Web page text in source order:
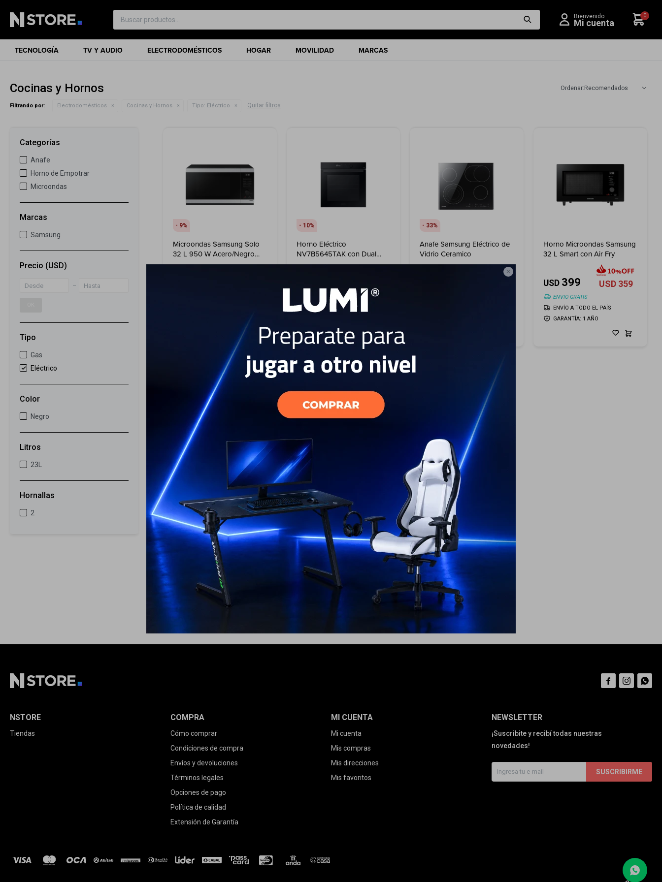

TECNOLOGÍA TV Y AUDIO ELECTRODOMÉSTICOS HOGAR MOVILIDAD MARCAS
0
Cocinas y Hornos Recomendados
Filtrando por: Electrodomésticos Cocinas y Hornos Tipo: Eléctrico Quitar filtros
9
Microondas Samsung Solo
32 L 950 W Acero/Negro
Power Defrost
10
Horno Eléctrico
NV7B5645TAK con Dual
Cook y Air Fry 76 L
ENVIO GRATIS
ENVÍO A TODO EL PAÍS
33
Anafe Samsung Eléctrico de
Vidrio Ceramico
Horno Microondas Samsung
32 L Smart con Air Fry
USD 399 USD 359
ENVIO GRATIS
GARANTÍA: 1 AÑO
ENVÍO A TODO EL PAÍS
42
Anafe Samsung Eléctrico de
Vidrio Ceramico
USD 399
USD 229 USD206
ENVIO GRATIS
GARANTÍA: 1 AÑO
ENVÍO A TODO EL PAÍS
26
Microondas 23 L con Grill
USD 299
219 USD197
ENVIO GRATIS
GARANTÍA: 1 AÑO
ENVÍO A TODO EL PAÍS
Categorías
Anafe
Horno de Empotrar
Microondas
Marcas
Samsung
Precio (USD)
Tipo
Gas
Eléctrico
Color
Negro
Litros
23L
Hornallas
2
NEWSLETTER
¡Suscribite y recibí todas nuestras
novedades!
SUSCRIBIRME
NSTORE
Tiendas
COMPRA
Cómo comprar
Condiciones de compra
Envíos y devoluciones
Términos legales
Opciones de pago
Política de calidad
Extensión de Garantía
MI CUENTA
Mi cuenta
Mis compras
Mis direcciones
Mis favoritos
  